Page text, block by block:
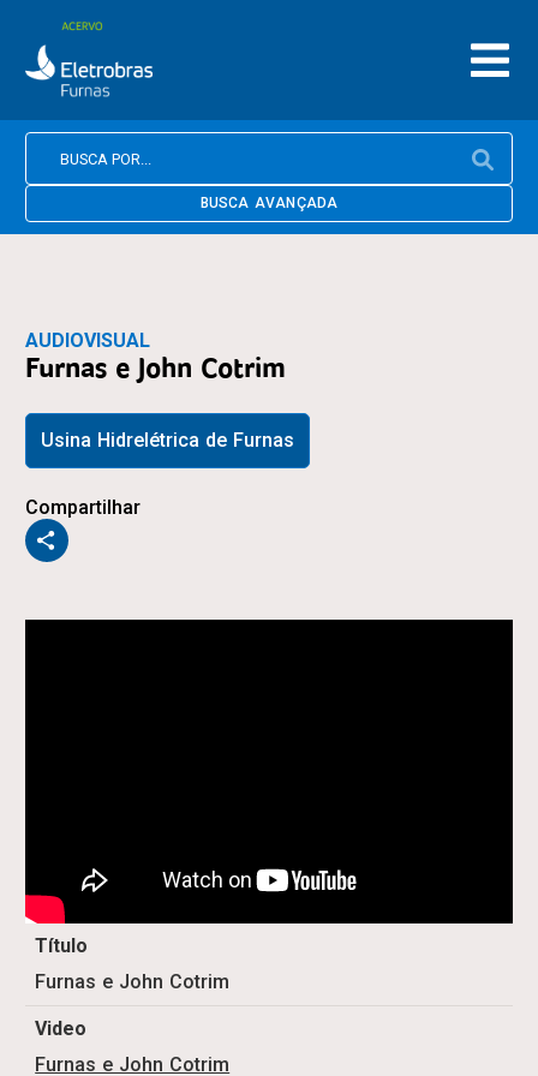
BUSCA AVANÇADA
AUDIOVISUAL
Furnas e John Cotrim
Usina Hidrelétrica de Furnas
Compartilhar
Título
Furnas e John Cotrim
Video
Furnas e John Cotrim